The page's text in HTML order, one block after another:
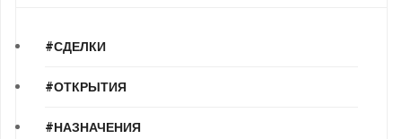
#СДЕЛКИ
#ОТКРЫТИЯ
#НАЗНАЧЕНИЯ